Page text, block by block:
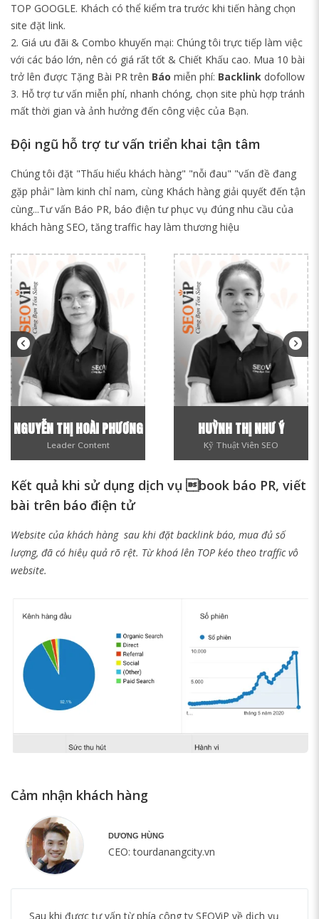
TOP GOOGLE. Khách có thể kiểm tra trước khi tiến hàng chọn
site đặt link.
Giá ưu đãi & Combo khuyến mại: Chúng tôi trực tiếp làm việc
với các báo lớn, nên có giá rất tốt & Chiết Khấu cao. Mua 10 bài
trở lên được Tặng Bài PR trên Báo miễn phí: Backlink dofollow
Hỗ trợ tư vấn miễn phí, nhanh chóng, chọn site phù hợp tránh
mất thời gian và ảnh hưởng đến công việc của Bạn.
Đội ngũ hỗ trợ tư vấn triển khai tận tâm
Chúng tôi đặt "Thấu hiểu khách hàng" "nỗi đau" "vấn đề đang
gặp phải" làm kinh chỉ nam, cùng Khách hàng giải quyết đến tận
cùng...Tư vấn Báo PR, báo điện tư phục vụ đúng nhu cầu của
khách hàng SEO, tăng traffic hay làm thương hiệu
NGUYỄN THỊ HOÀI PHƯƠNG
Leader Content
HUỲNH THỊ NHƯ Ý
Kỹ Thuật Viên SEO
Kết quả khi sử dụng dịch vụ book báo PR, viết
bài trên báo điện tử
Website của khách hàng sau khi đặt backlink báo, mua đủ số
lượng, đã có hiêụ quả rõ rệt. Từ khoá lên TOP kéo theo traffic vô
website.
Cảm nhận khách hàng
DƯƠNG HÙNG
CEO: tourdanangcity.vn
Sau khi được tư vấn từ phía công ty SEOViP về dịch vụ